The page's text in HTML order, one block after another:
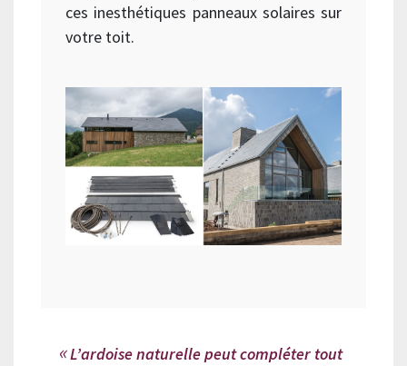
ces inesthétiques panneaux solaires sur
votre toit.
L’ardoise naturelle peut compléter tout